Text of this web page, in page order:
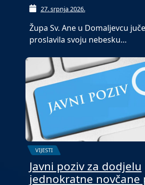
27. srpnja 2026.
Župa Sv. Ane u Domaljevcu
proslavila svoju nebesku…
VIJESTI
Javni poziv za dodjelu
jednokratne novčane